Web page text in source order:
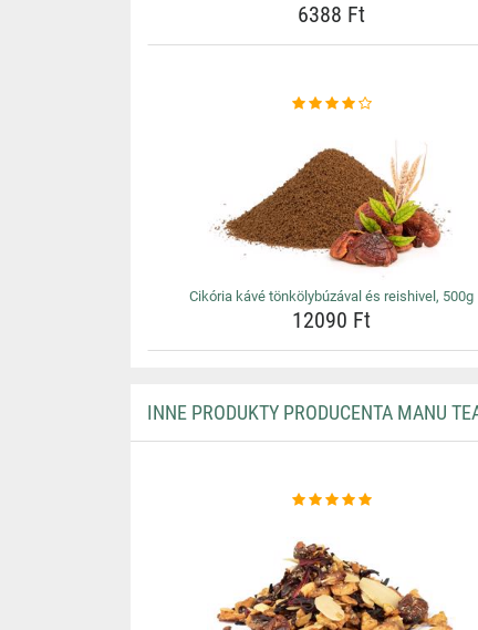
6388 Ft
Cikória kávé tönkölybúzával és reishivel, 500g
12090 Ft
INNE PRODUKTY PRODUCENTA MANU